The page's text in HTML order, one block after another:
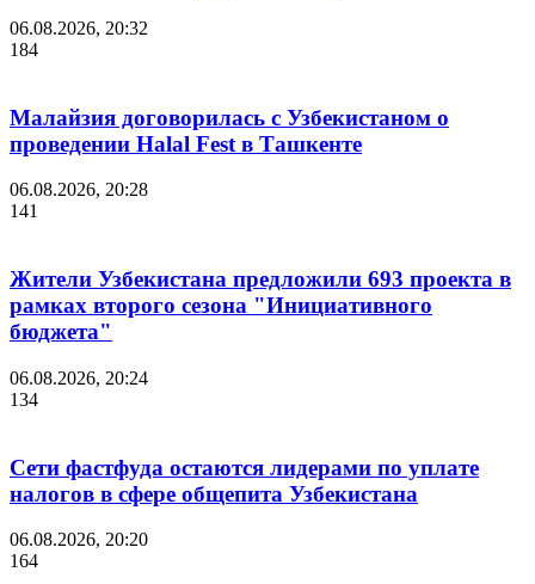
06.08.2026, 20:32
184
Малайзия договорилась с Узбекистаном о
проведении Halal Fest в Ташкенте
06.08.2026, 20:28
141
Жители Узбекистана предложили 693 проекта в
рамках второго сезона "Инициативного
бюджета"
06.08.2026, 20:24
134
Сети фастфуда остаются лидерами по уплате
налогов в сфере общепита Узбекистана
06.08.2026, 20:20
164